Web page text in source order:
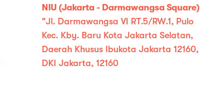
NIU (Jakarta - Darmawangsa Square)
"Jl. Darmawangsa VI RT.5/RW.1, Pulo
Kec. Kby. Baru Kota Jakarta Selatan,
Daerah Khusus Ibukota Jakarta 12160,
DKI Jakarta, 12160